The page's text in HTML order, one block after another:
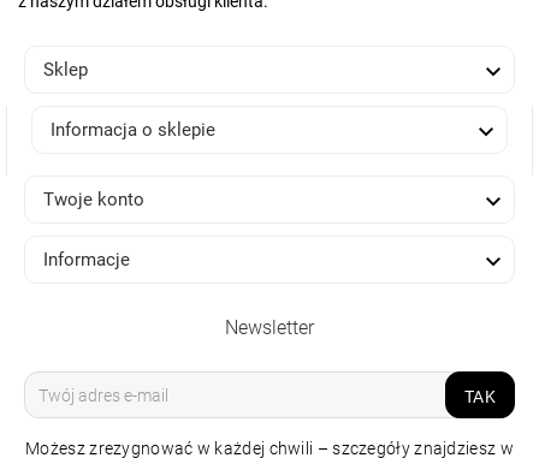
Sklep 
Informacja o sklepie 
Twoje konto 
Informacje 
Newsletter
TAK
Możesz zrezygnować w każdej chwili – szczegóły znajdziesz w